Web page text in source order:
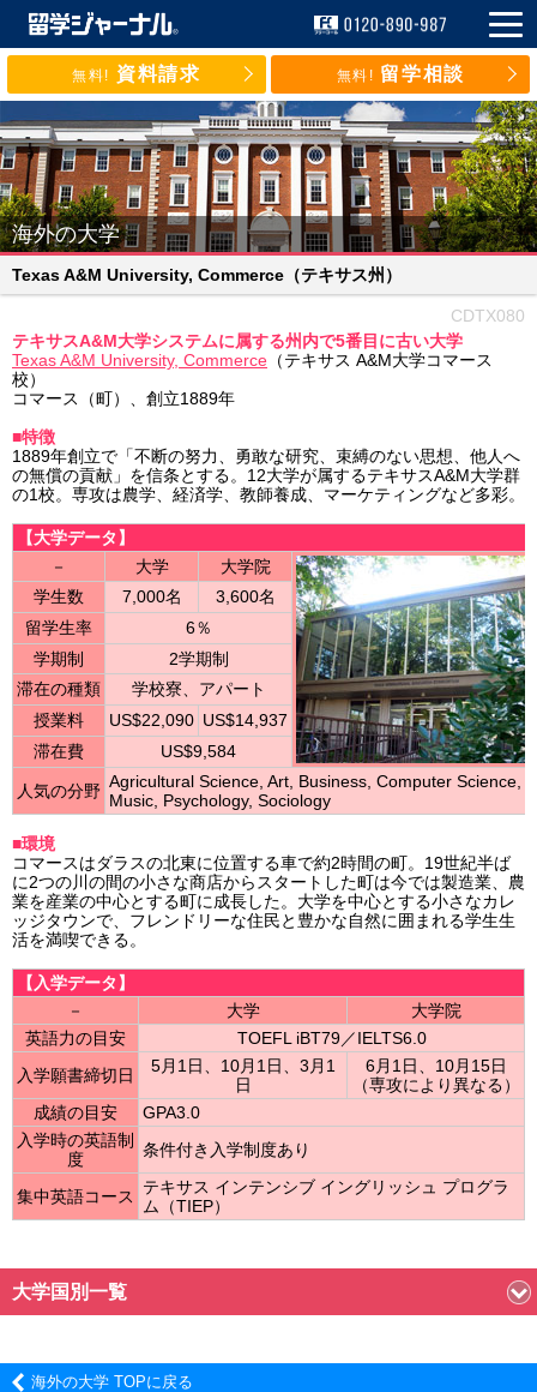
無料! 資料請求 無料! 留学相談
海外の大学
Texas A&M University, Commerce （テキサス州）
CDTX080
テキサスA&M大学システムに属する州内で5番目に古い大学
Texas A&M University, Commerce （テキサス A&M大学コマース
校）
コマース（町）、創立1889年
■特徴
1889年創立で「不断の努力、勇敢な研究、束縛のない思想、他人へ
の無償の貢献」を信条とする。12大学が属するテキサスA&M大学群
の1校。専攻は農学、経済学、教師養成、マーケティングなど多彩。
【大学データ】
－
大学
大学院
学生数
7,000名
3,600名
留学生率
6％
学期制
2学期制
滞在の種類
学校寮、アパート
授業料
US$22,090 US$14,937
滞在費
US$9,584
人気の分野 Agricultural Science, Art, Business, Computer Science,
Music, Psychology, Sociology
■環境
コマースはダラスの北東に位置する車で約2時間の町。19世紀半ば
に2つの川の間の小さな商店からスタートした町は今では製造業、農
業を産業の中心とする町に成長した。大学を中心とする小さなカレ
ッジタウンで、フレンドリーな住民と豊かな自然に囲まれる学生生
活を満喫できる。
【入学データ】
－
大学
大学院
英語力の目安
TOEFL iBT79／IELTS6.0
入学願書締切日
5月1日、10月1日、3月1
日
6月1日、10月15日
（専攻により異なる）
成績の目安
GPA3.0
入学時の英語制
度
条件付き入学制度あり
集中英語コース
テキサス インテンシブ イングリッシュ プログラ
ム（TIEP）
大学国別一覧
海外の大学 TOPに戻る